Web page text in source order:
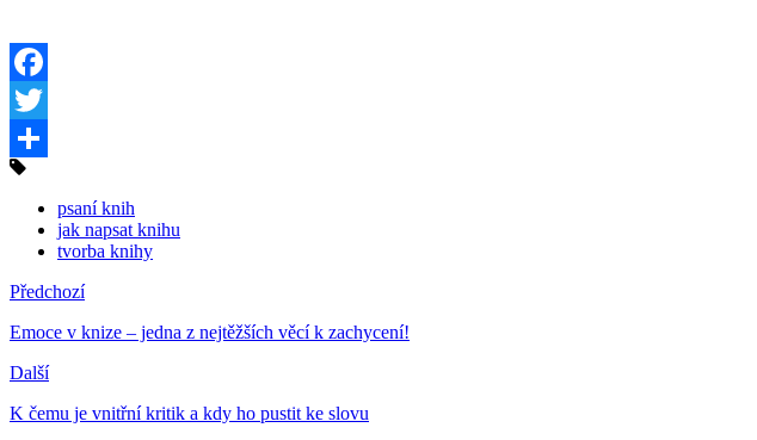
Facebook
Twitter
Share
psaní knih
jak napsat knihu
tvorba knihy
Předchozí
Emoce v knize – jedna z nejtěžších věcí k zachycení!
Další
K čemu je vnitřní kritik a kdy ho pustit ke slovu